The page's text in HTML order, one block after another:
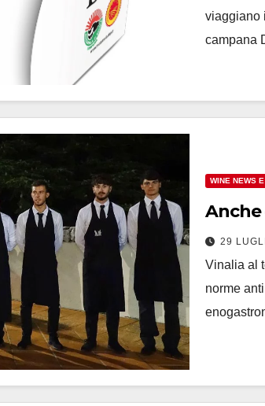
viaggiano
campana
WINE NEWS
Anche
29
Vinalia al
norme